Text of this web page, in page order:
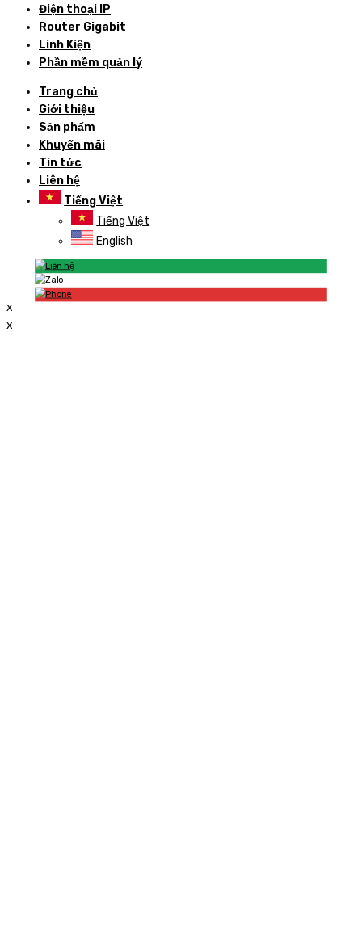
Điện thoại IP
Router Gigabit
Linh Kiện
Phần mềm quản lý
Trang chủ
Giới thiệu
Sản phẩm
Khuyến mãi
Tin tức
Liên hệ
Tiếng Việt
Tiếng Việt
English
x
x